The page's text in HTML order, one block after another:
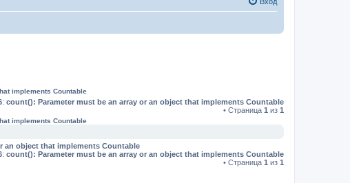
implements Countable
: count(): Parameter must be an array or an object that implements Countable
• Страница 1 из 1
implements Countable
an object that implements Countable
: count(): Parameter must be an array or an object that implements Countable
• Страница 1 из 1